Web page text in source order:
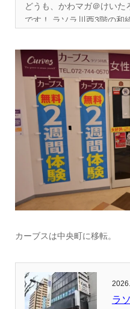
どうも、かわマガ＠けいた
です！ ラソラ川西3階の和
カーブスは中央町に移転。
ラ